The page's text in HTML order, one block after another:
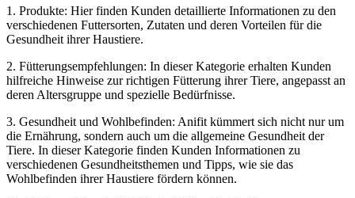
1. Produkte: Hier finden Kunden detaillierte Informationen zu den
verschiedenen Futtersorten, Zutaten und deren Vorteilen für die
Gesundheit ihrer Haustiere.
2. Fütterungsempfehlungen: In dieser Kategorie erhalten Kunden
hilfreiche Hinweise zur richtigen⁤ Fütterung ihrer Tiere, angepasst an
deren Altersgruppe ⁤und spezielle Bedürfnisse.
3. ⁢Gesundheit und Wohlbefinden: Anifit ⁤kümmert sich nicht nur um
die Ernährung, sondern auch⁣ um die allgemeine⁤ Gesundheit der
Tiere.​ In‍ dieser Kategorie finden ⁢Kunden Informationen zu
verschiedenen Gesundheitsthemen und ⁣Tipps, ⁤wie⁤ sie das
‌Wohlbefinden ihrer Haustiere fördern können.